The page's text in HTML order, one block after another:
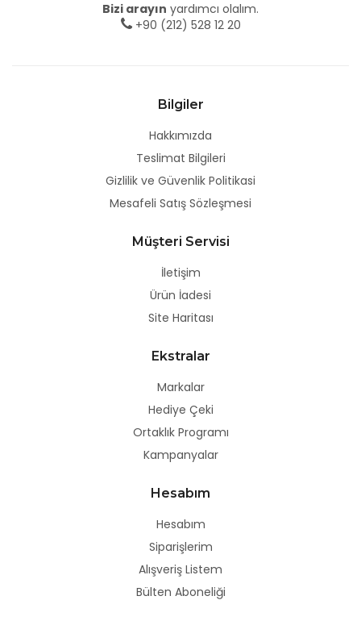
Bizi arayın yardımcı olalım.
+90 (212) 528 12 20
Bilgiler
Hakkımızda
Teslimat Bilgileri
Gizlilik ve Güvenlik Politikasi
Mesafeli Satış Sözleşmesi
Müşteri Servisi
İletişim
Ürün İadesi
Site Haritası
Ekstralar
Markalar
Hediye Çeki
Ortaklık Programı
Kampanyalar
Hesabım
Hesabım
Siparişlerim
Alışveriş Listem
Bülten Aboneliği